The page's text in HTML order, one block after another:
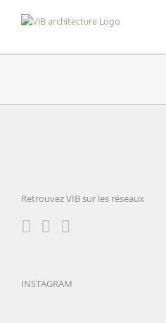
Retrouvez VIB sur les réseaux
INSTAGRAM